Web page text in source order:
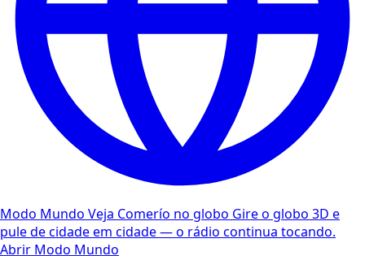
Modo Mundo Veja Comerío no globo Gire o globo 3D e
pule de cidade em cidade — o rádio continua tocando.
Abrir Modo Mundo